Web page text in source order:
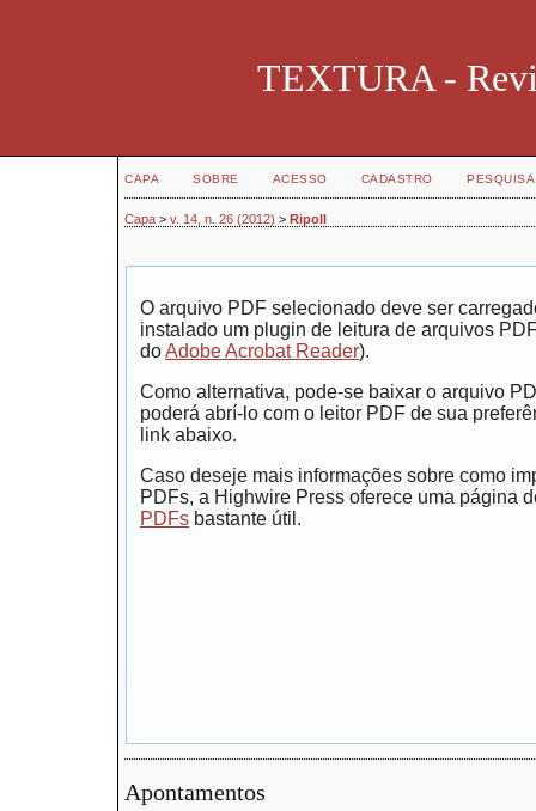
TEXTURA -
CAPA SOBRE ACESSO CADASTRO PESQUISA
Capa > v. 14, n. 26 (2012) > Ripoll
O arquivo PDF selecionado deve ser
instalado um plugin de leitura de arquivos
doAdobe Acrobat Reader).
Como alternativa, pode-se baixar o arquivo
poderá abrí-lo com o leitor PDF de sua
link abaixo.
Caso deseje mais informações sobre como
PDFs, a Highwire Press oferece uma página
PDFs bastante útil.
Apontamentos